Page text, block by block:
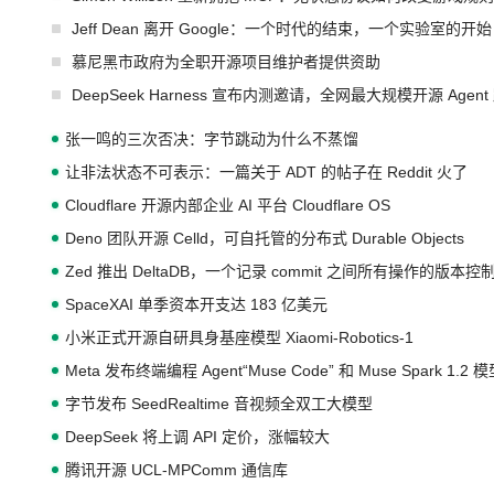
Jeff Dean 离开 Google：一个时代的结束，一个实验室的开始
慕尼黑市政府为全职开源项目维护者提供资助
DeepSeek Harness 宣布内测邀请，全网最大规模开源 Agent
张一鸣的三次否决：字节跳动为什么不蒸馏
让非法状态不可表示：一篇关于 ADT 的帖子在 Reddit 火了
Cloudflare 开源内部企业 AI 平台 Cloudflare OS
Deno 团队开源 Celld，可自托管的分布式 Durable Objects
Zed 推出 DeltaDB，一个记录 commit 之间所有操作的版本控
SpaceXAI 单季资本开支达 183 亿美元
小米正式开源自研具身基座模型 Xiaomi-Robotics-1
Meta 发布终端编程 Agent“Muse Code” 和 Muse Spark 1.2 模
字节发布 SeedRealtime 音视频全双工大模型
DeepSeek 将上调 API 定价，涨幅较大
腾讯开源 UCL-MPComm 通信库